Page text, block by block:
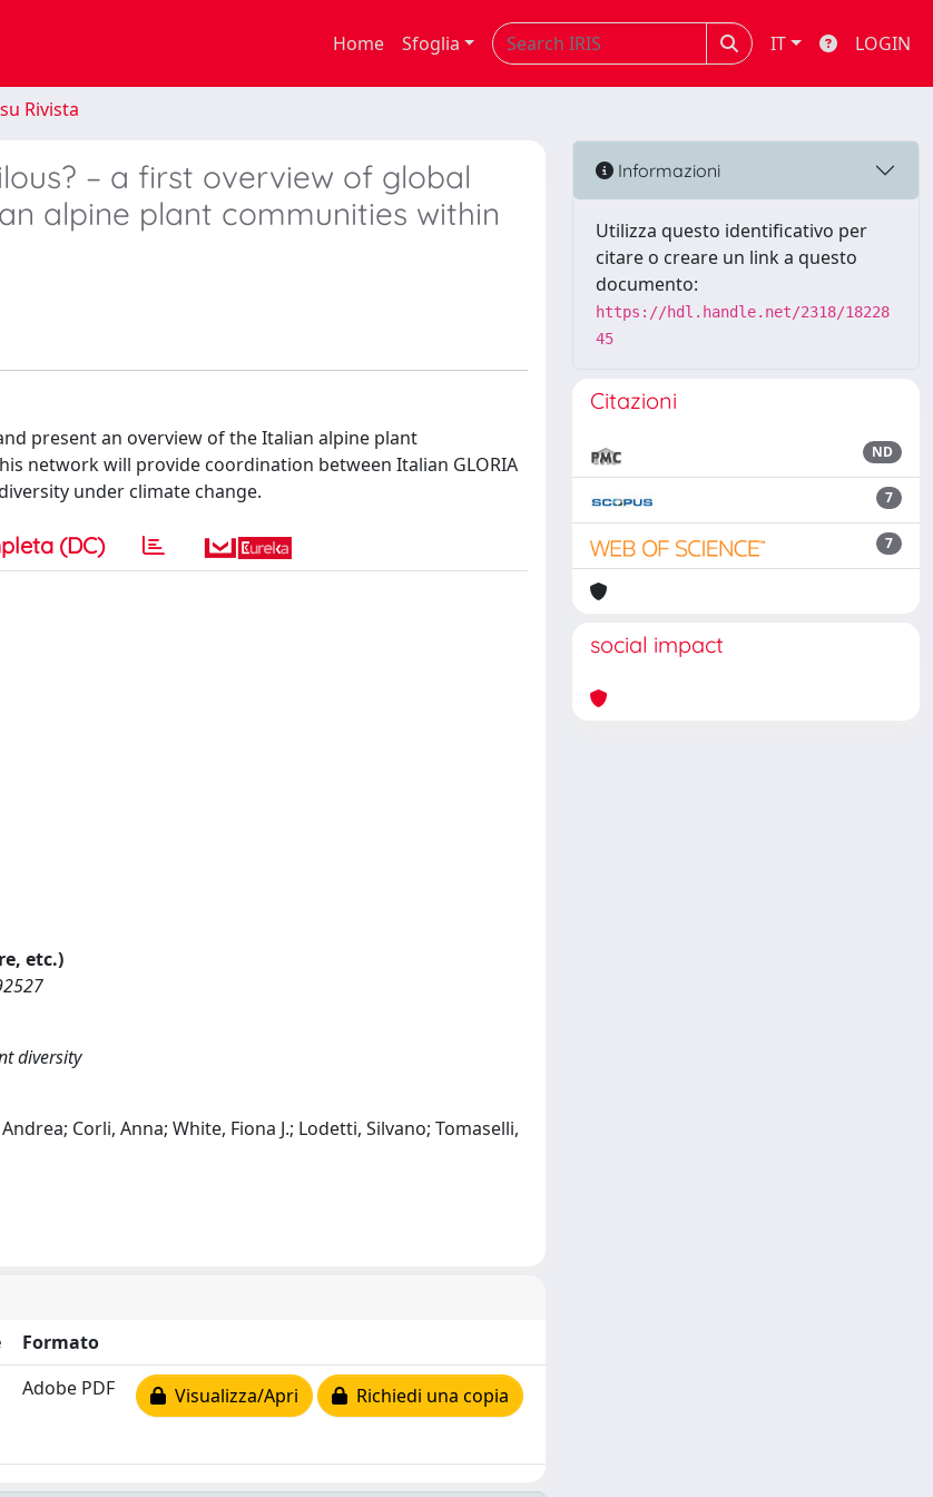
Home Sfoglia IT LOGIN
Rivista
– a first overview of global
alpine plant communities within
present an overview of the Italian alpine plant
network will provide coordination between Italian GLORIA
under climate change.
(DC)
etc.)
diversity
Corli, Anna; White, Fiona J.; Lodetti, Silvano; Tomaselli,
Formato
Adobe PDF Visualizza/Apri Richiedi una copia
Informazioni
Utilizza questo identificativo per
citare o creare un link a questo
documento:
https://hdl.handle.net/2318/18228
45
Citazioni
ND
7
7
social impact